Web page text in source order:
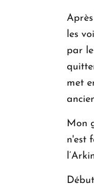
les
par
met
Mon
n'est